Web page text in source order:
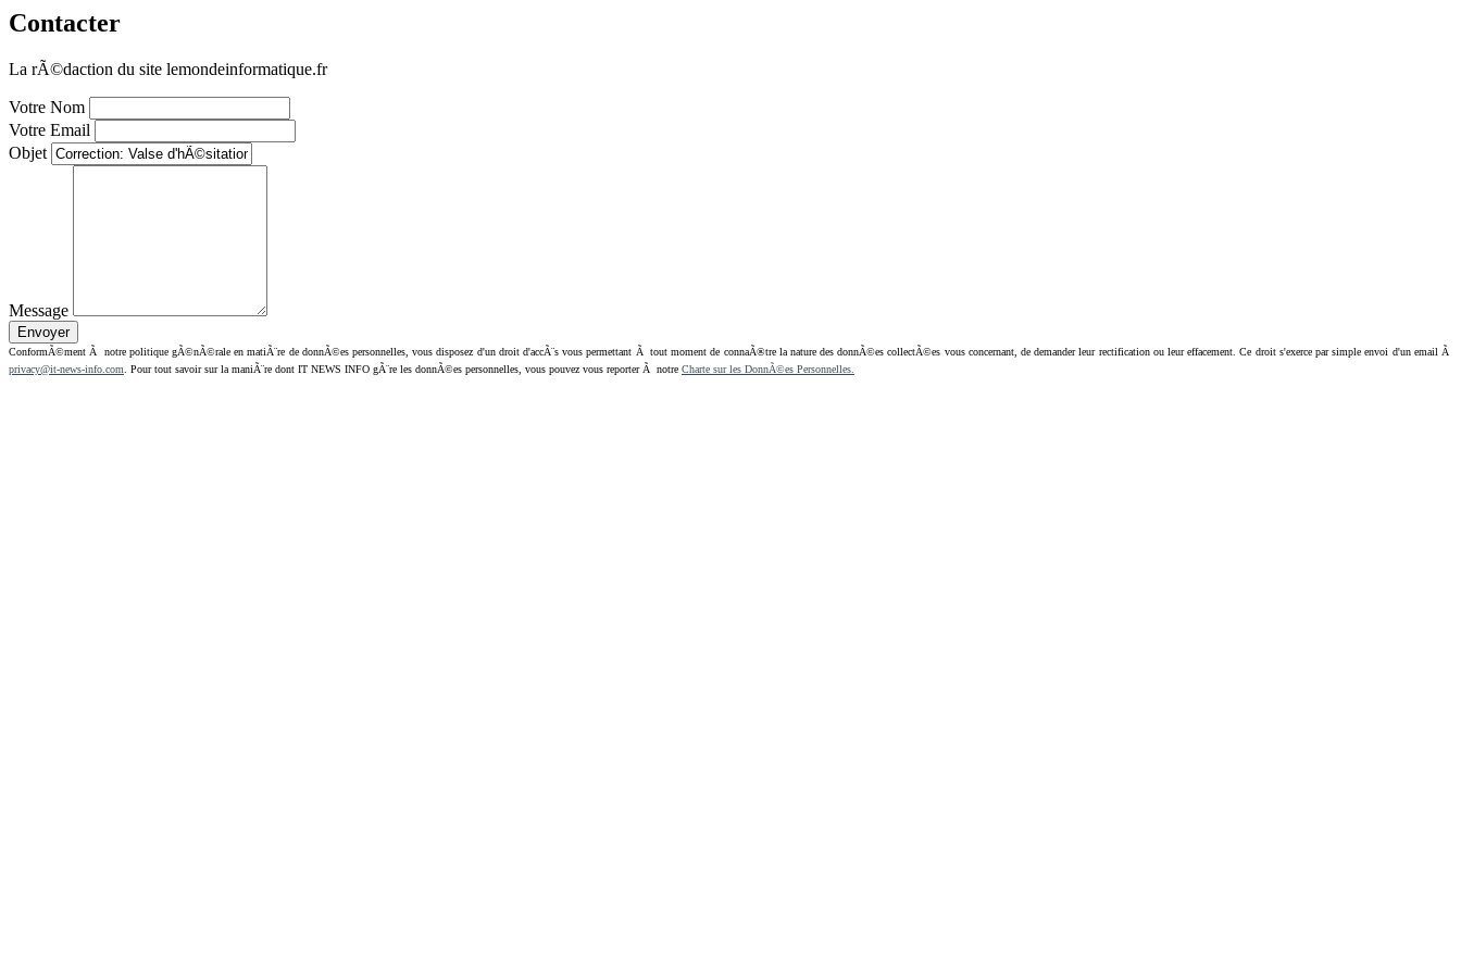
Contacter
La rÃ©daction du site lemondeinformatique.fr
Votre Nom
Votre Email
Objet
Message
ConformÃ©ment Ã notre politique gÃ©nÃ©rale en matiÃ¨re de donnÃ©es personnelles, vous disposez d'un droit d'accÃ¨s vous permettant Ã tout moment de connaÃ®tre la nature des donnÃ©es collectÃ©es vous concernant, de demander leur rectification ou leur effacement. Ce droit s'exerce par simple envoi d'un email Ã
privacy@it-news-info.com . Pour tout savoir sur la maniÃ¨re dont IT NEWS INFO gÃ¨re les donnÃ©es personnelles, vous pouvez vous reporter Ã notre Charte sur les DonnÃ©es Personnelles.